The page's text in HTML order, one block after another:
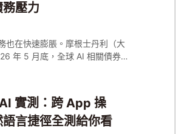
壓力
也在快速膨脹。摩根士丹利（大
年 5 月底，全球 AI 相關債券發
現象：科技巨頭付款天數拉長，
建「代墊資金」，AI 伺服器代工
也跟著變得更需要留意。
實測：跨 App 操
言捷徑全測給你看